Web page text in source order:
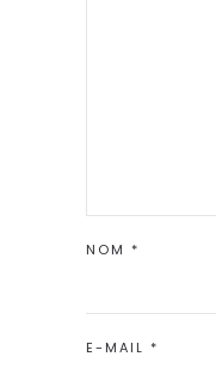
NOM *
E-MAIL *